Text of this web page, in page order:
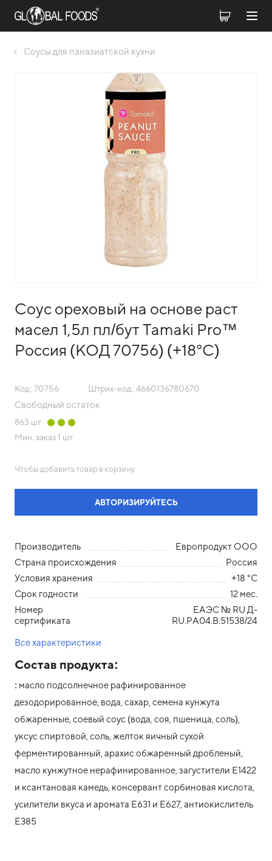
Соусы для паназиатской кухни
Соус ореховый на основе раст
масел 1,5л пл/бут Tamaki Pro™
Россия (КОД 70756) (+18°С)
Код: 70756 Штрих-код: 4660136780670
Свободный остаток
863 шт
Мин. заказ 1 шт
Чтобы добавить товар в корзину
АВТОРИЗИРУЙТЕСЬ
Производитель
Европродукт ООО
Страна происхождения
Россия
Условия хранения
+18 °С
Срок годности
12 мес.
Номер
сертификата
ЕАЭС № RU Д-
RU.РА04.В.51538/24
Все характеристики
Состав продукта:
: масло подсолнечное рафинированное
дезодорированное, вода, сахар, семена кунжута
обжаренные, соевый соус (вода, соя, пшеница, соль),
уксус спиртовой, соль, желток яичный сухой
ферментированный, арахис обжаренный дробленый,
масло кунжутное нерафинированное, загустители Е1422
и ксантановая камедь, консервант сорбиновая кислота,
усилители вкуса и аромата Е631 и Е627, антиокислитель
Е385